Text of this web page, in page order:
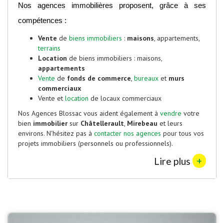
Nos agences immobilières proposent, grâce à ses
compétences :
Vente de biens immobiliers : maisons, appartements,
terrains
Location de biens immobiliers : maisons,
appartements
Vente de fonds de commerce, bureaux et murs
commerciaux
Vente et location de locaux commerciaux
Nos Agences Blossac vous aident également à vendre votre
bien immobilier sur Châtellerault, Mirebeau et leurs
environs. N'hésitez pas à contacter nos agences pour tous vos
projets immobiliers (personnels ou professionnels).
Lire plus +